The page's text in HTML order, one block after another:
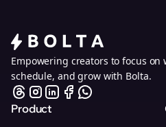
Empowering creators to focus on
schedule, and grow with Bolta.
Product